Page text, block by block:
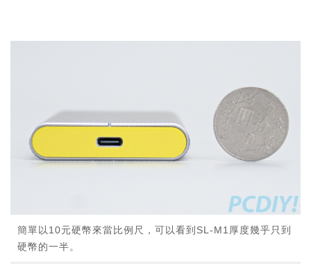
簡單以10元硬幣來當比例尺，可以看到SL-M1厚度幾乎只到
硬幣的一半。